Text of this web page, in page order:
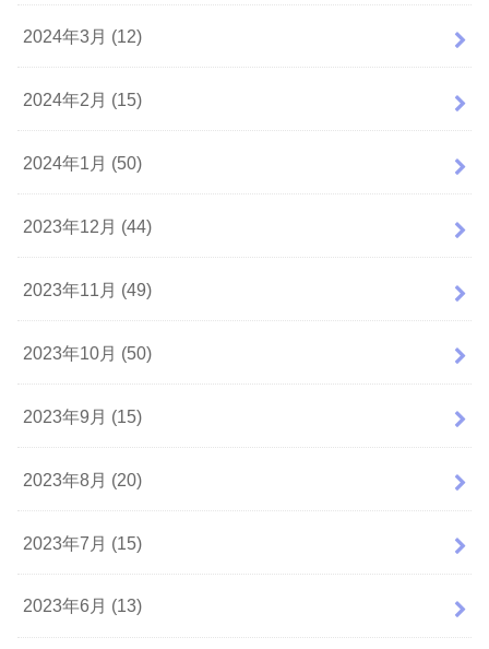
2024年3月 (12)
2024年2月 (15)
2024年1月 (50)
2023年12月 (44)
2023年11月 (49)
2023年10月 (50)
2023年9月 (15)
2023年8月 (20)
2023年7月 (15)
2023年6月 (13)